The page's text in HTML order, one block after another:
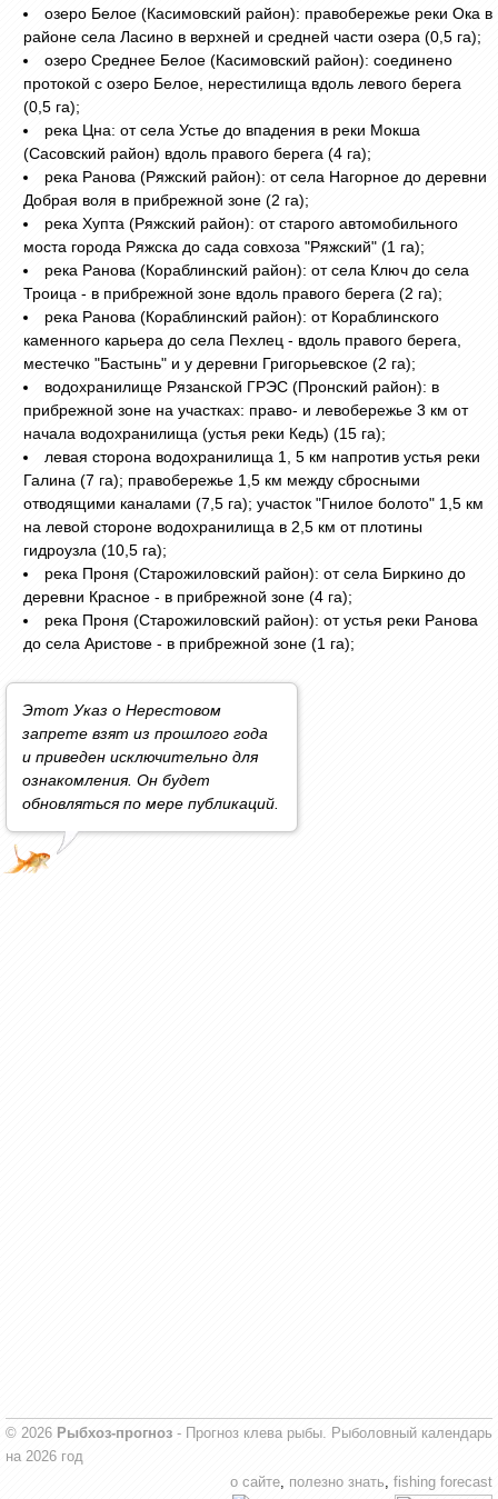
озеро Белое (Касимовский район): правобережье реки Ока в
районе села Ласино в верхней и средней части озера (0,5 га);
озеро Среднее Белое (Касимовский район): соединено
протокой с озеро Белое, нерестилища вдоль левого берега
(0,5 га);
река Цна: от села Устье до впадения в реки Мокша
(Сасовский район) вдоль правого берега (4 га);
река Ранова (Ряжский район): от села Нагорное до деревни
Добрая воля в прибрежной зоне (2 га);
река Хупта (Ряжский район): от старого автомобильного
моста города Ряжска до сада совхоза "Ряжский" (1 га);
река Ранова (Кораблинский район): от села Ключ до села
Троица - в прибрежной зоне вдоль правого берега (2 га);
река Ранова (Кораблинский район): от Кораблинского
каменного карьера до села Пехлец - вдоль правого берега,
местечко "Бастынь" и у деревни Григорьевское (2 га);
водохранилище Рязанской ГРЭС (Пронский район): в
прибрежной зоне на участках: право- и левобережье 3 км от
начала водохранилища (устья реки Кедь) (15 га);
левая сторона водохранилища 1, 5 км напротив устья реки
Галина (7 га); правобережье 1,5 км между сбросными
отводящими каналами (7,5 га); участок "Гнилое болото" 1,5 км
на левой стороне водохранилища в 2,5 км от плотины
гидроузла (10,5 га);
река Проня (Старожиловский район): от села Биркино до
деревни Красное - в прибрежной зоне (4 га);
река Проня (Старожиловский район): от устья реки Ранова
до села Аристове - в прибрежной зоне (1 га);
Этот Указ о Нерестовом
запрете взят из прошлого года
и приведен исключительно для
ознакомления. Он будет
обновляться по мере публикаций.
© 2026 Рыбхоз-прогноз - Прогноз клева рыбы. Рыболовный календарь
на 2026 год
о сайте, полезно знать, fishing forecast